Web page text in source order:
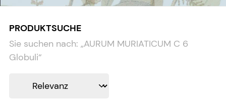
PRODUKTSUCHE
Sie suchen nach: „AURUM MURIATICUM C 6
Globuli“